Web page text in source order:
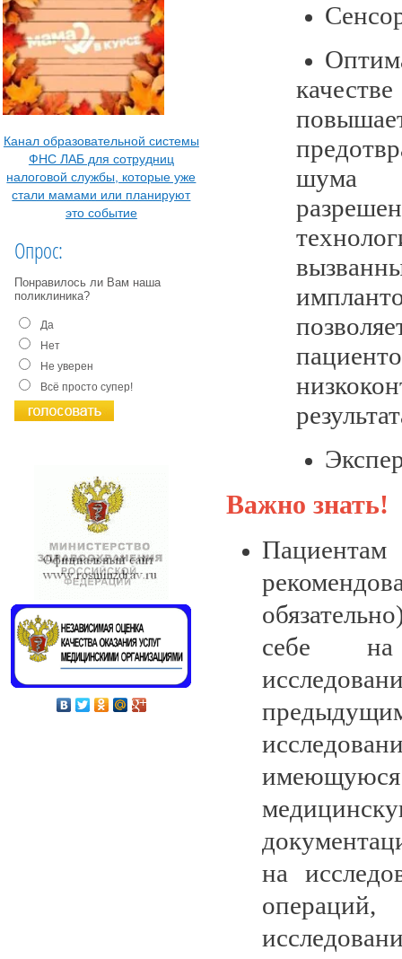
шума и
Важно знать!
Пациентам
себе
имеющуюся
на
Канал образовательной системы
ФНС ЛАБ для сотрудниц
налоговой службы, которые уже
стали мамами или планируют
это событие
Опрос:
Понравилось ли Вам наша
поликлиника?
Да
Нет
Не уверен
Всё просто супер!